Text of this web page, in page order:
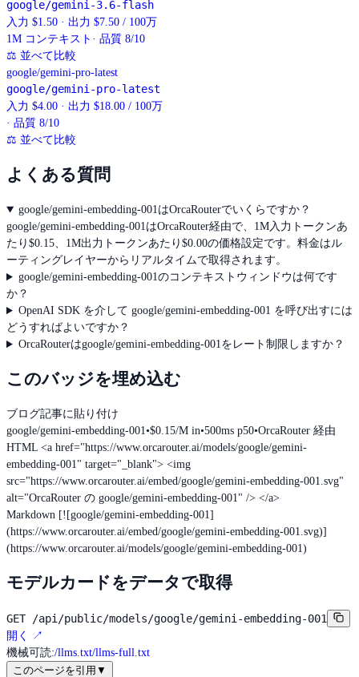
google/gemini-3.6-flash
入力 $1.50 · 出力 $7.50 / 100万
1M コンテキスト · 品質 8/10
⚖ 並べて比較
google/gemini-pro-latest
google/gemini-pro-latest
入力 $4.00 · 出力 $18.00 / 100万
· 品質 8/10
⚖ 並べて比較
よくある質問
google/gemini-embedding-001はOrcaRouterでいくらですか？
google/gemini-embedding-001はOrcaRouter経由で、1M入力トークンあ
たり$0.15、1M出力トークンあたり$0.00の価格設定です。料金はル
ーティングレイヤーからリアルタイムで取得されます。
google/gemini-embedding-001のコンテキストウィンドウは何です
か？
OpenAI SDK を介して google/gemini-embedding-001 を呼び出すには
どうすればよいですか？
OrcaRouterはgoogle/gemini-embedding-001をレート制限しますか？
このバッジを埋め込む
ブログ記事に貼り付け
google/gemini-embedding-001•$0.15/M in•500ms p50•OrcaRouter 経由
HTML <a href="https://www.orcarouter.ai/models/google/gemini-
embedding-001" target="_blank"> <img
src="https://www.orcarouter.ai/embed/google/gemini-embedding-001.svg"
alt="OrcaRouter の google/gemini-embedding-001" /> </a>
Markdown [![google/gemini-embedding-001]
(https://www.orcarouter.ai/embed/google/gemini-embedding-001.svg)]
(https://www.orcarouter.ai/models/google/gemini-embedding-001)
モデルカードをデータで取得
GET /api/public/models/google/gemini-embedding-001
開く
↗
機械可読:/llms.txt/llms-full.txt
このページを引用 ▼